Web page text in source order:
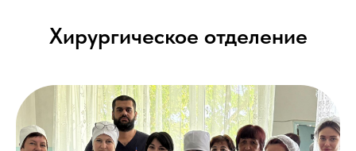
Хирургическое отделение